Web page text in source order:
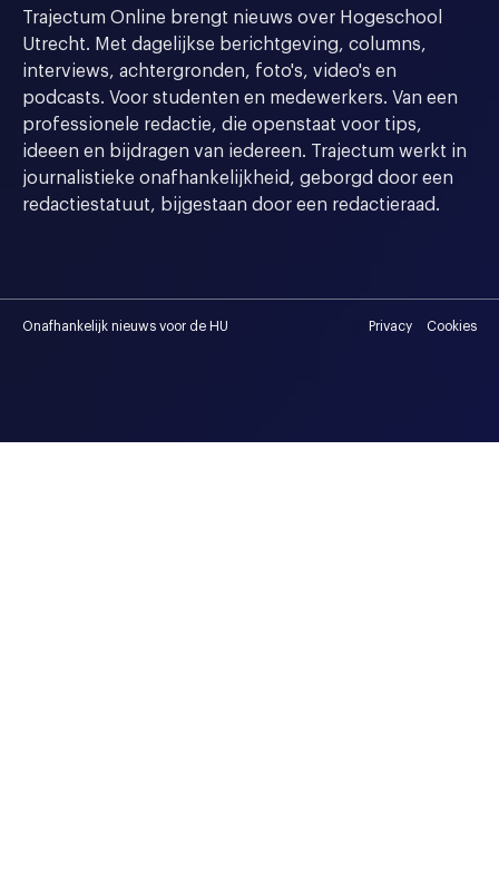
Trajectum Online brengt nieuws over Hogeschool
Utrecht. Met dagelijkse berichtgeving, columns,
interviews, achtergronden, foto's, video's en
podcasts. Voor studenten en medewerkers. Van een
professionele redactie, die openstaat voor tips,
ideeen en bijdragen van iedereen. Trajectum werkt in
journalistieke onafhankelijkheid, geborgd door een
redactiestatuut, bijgestaan door een redactieraad.
Onafhankelijk nieuws voor de HU Privacy Cookies